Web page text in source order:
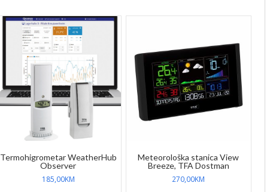
Termohigrometar WeatherHub
Observer
185,00KM
Meteorološka stanica View
Breeze, TFA Dostman
270,00KM